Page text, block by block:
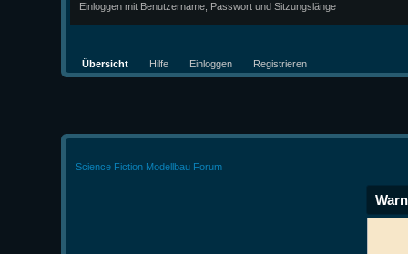
Einloggen mit Benutzername, Passwort und Sitzungslänge
Übersicht Hilfe Einloggen Registrieren
Science Fiction Modellbau Forum